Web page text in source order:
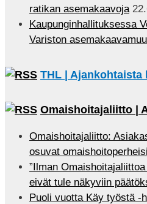
ratikan asemakaavoja
Kaupunginhallituksessa
Variston
THL |
Omaishoitajaliitto |
Omaishoitajaliitto:
osuvat
”Ilman
eivät tule näkyviin
Puoli vuotta Käy työstä -